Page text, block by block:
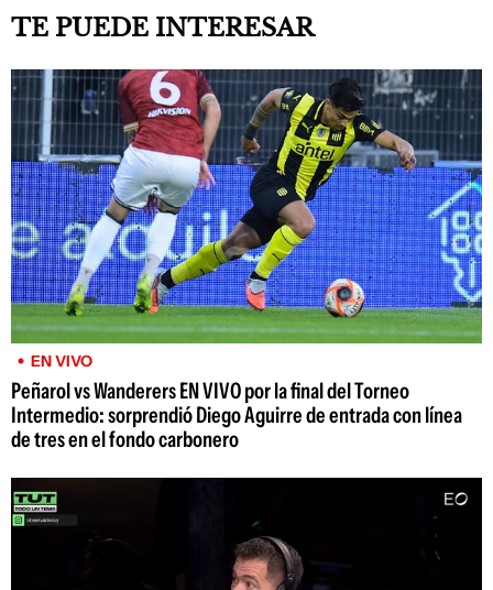
TE PUEDE INTERESAR
EN VIVO
Peñarol vs Wanderers EN VIVO por la final del Torneo
Intermedio: sorprendió Diego Aguirre de entrada con línea
de tres en el fondo carbonero